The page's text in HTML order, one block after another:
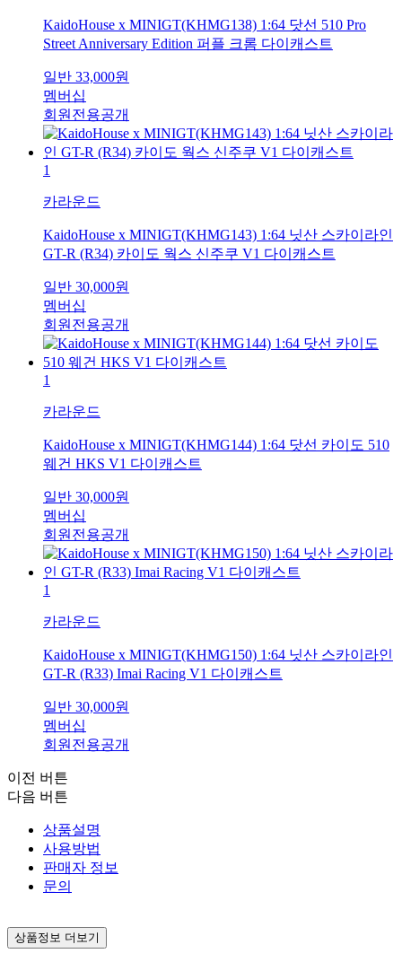
KaidoHouse x MINIGT(KHMG138) 1:64 닷선 510 Pro
Street Anniversary Edition 퍼플 크롬 다이캐스트
일반 33,000원
멤버십
회원전용공개
1
카라운드
KaidoHouse x MINIGT(KHMG143) 1:64 닛산 스카이라인
GT-R (R34) 카이도 웍스 신주쿠 V1 다이캐스트
일반 30,000원
멤버십
회원전용공개
1
카라운드
KaidoHouse x MINIGT(KHMG144) 1:64 닷선 카이도 510
웨건 HKS V1 다이캐스트
일반 30,000원
멤버십
회원전용공개
1
카라운드
KaidoHouse x MINIGT(KHMG150) 1:64 닛산 스카이라인
GT-R (R33) Imai Racing V1 다이캐스트
일반 30,000원
멤버십
회원전용공개
이전 버튼
다음 버튼
상품설명
사용방법
판매자 정보
문의
상품정보 더보기